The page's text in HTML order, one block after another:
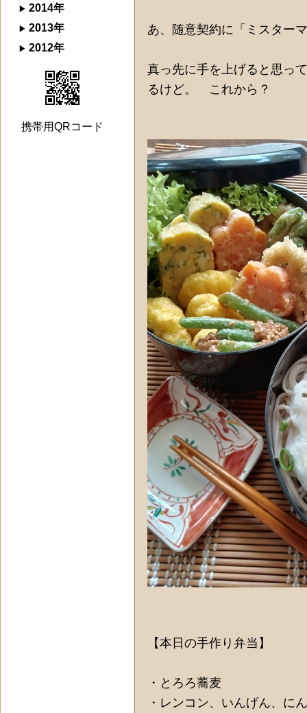
あ、随意契約に「ミスター
真っ先に手を上げると思っ
るけど。 これから？
【本日の手作り弁当】
・とろろ蕎麦
・レンコン、いんげん、に
2014年
2013年
2012年
携帯用QRコード